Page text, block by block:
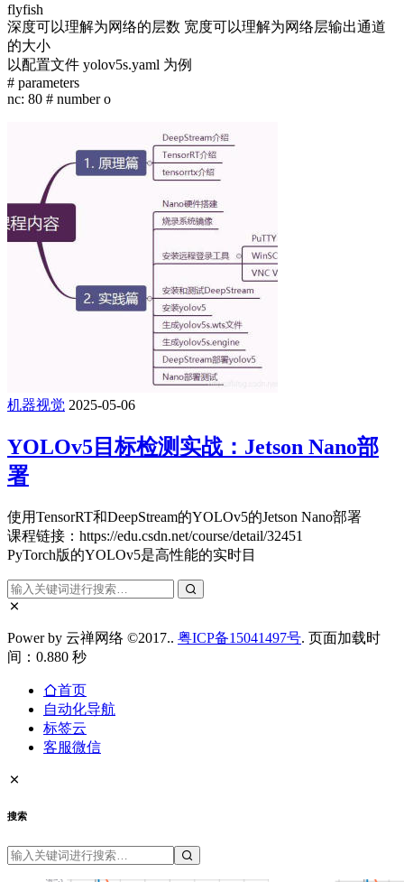
flyfish
深度可以理解为网络的层数 宽度可以理解为网络层输出通道
的大小
以配置文件 yolov5s.yaml 为例
# parameters
nc: 80 # number o
机器视觉 2025-05-06
YOLOv5目标检测实战：Jetson Nano部
署
使用TensorRT和DeepStream的YOLOv5的Jetson Nano部署
课程链接：https://edu.csdn.net/course/detail/32451
PyTorch版的YOLOv5是高性能的实时目
Power by 云禅网络 ©2017.. 粤ICP备15041497号. 页面加载时
间：0.880 秒
首页
自动化导航
标签云
客服微信
搜索